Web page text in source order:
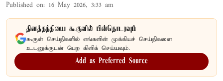
Published on: 16 May 2026, 3:33 am
தினத்தந்தியை கூகுளில் பின்தொடரவும்
கூகுள் செய்திகளில் எங்களின் முக்கியச் செய்திகளை
உடனுக்குடன் பெற கிளிக் செய்யவும்.
Add as Preferred Source